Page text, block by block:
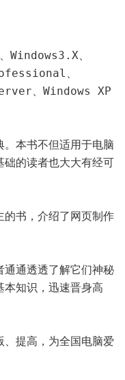
Windows3.X、
、
、Windows XP
本书不但适用于电脑
础的读者也大大有经可
的书，介绍了网页制作
通通透透了解它们神秘
本知识，迅速晋身高
提高，为全国电脑爱